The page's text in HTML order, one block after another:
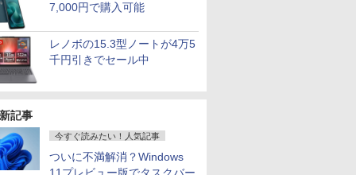
7,000円で購入可能
レノボの15.3型ノートが4万5
千円引きでセール中
記事
今すぐ読みたい！人気記事
ついに不満解消？Windows